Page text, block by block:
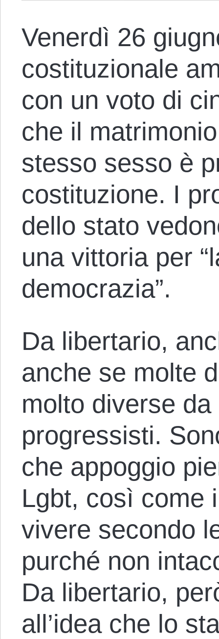
Venerdì 26
costituzionale
con un voto di
che il
stesso sesso è
costituzione. I
dello stato
una vittoria per
democrazia”.
Da libertario,
anche se molte
molto diverse
progressisti.
che appoggio
Lgbt, così come
vivere secondo
purché non
Da libertario,
all’idea che lo